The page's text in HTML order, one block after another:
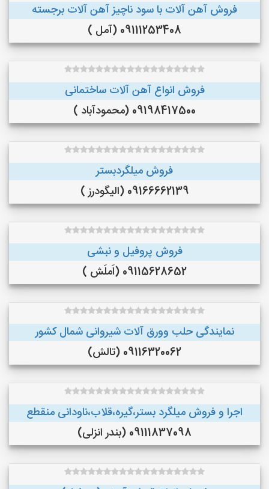
فروش آهن آلات با سود ناچیز آهن آلات برجسته
09111253408 (آمل )
فروش انواع آهن آلات ساختمانی
09198417500 (محمودآباد )
فروش میلگردبستر
09166662139 (الیگودرز )
فروش پروفیل و نبشی
09115628652 (اَملَش )
نمایندگی حلب وورق آلات شیروانی شمال کشور
09116320062 (تالش)
اجرا و فروش میلگرد بستر،گیره،قلاب،ناودانی منقطع
09111837098 (بندر انزلی)